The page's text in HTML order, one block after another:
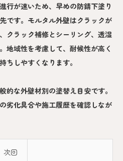
行が速いため、早めの防錆下塗り
です。モルタル外壁はクラックが
クラック補修とシーリング、透湿
地域性を考慮して、耐候性が高く
ちしやすくなります。
的な外壁材別の塗替え目安です。
劣化具合や施工履歴を確認しなが
次回